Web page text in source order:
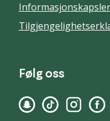
Følg oss